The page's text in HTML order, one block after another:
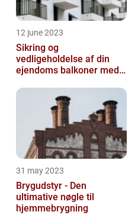
12 june 2023
Sikring og
vedligeholdelse af din
ejendoms balkoner med
31 may 2023
Brygudstyr - Den
ultimative nøgle til
hjemmebrygning